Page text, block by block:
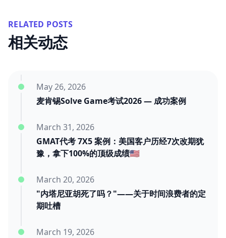
RELATED POSTS
相关动态
麦肯锡Solve Game考试2026 — 成功案例
May 26, 2026
GMAT代考 7X5 案例：美国客户历经7次改期犹
豫，拿下100%的顶级成绩🇺🇸
March 31, 2026
"内塔尼亚胡死了吗？"——关于时间浪费者的定
期吐槽
March 20, 2026
March 19, 2026